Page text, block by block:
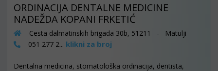
ORDINACIJA DENTALNE MEDICINE
NADEŽDA KOPANI FRKETIĆ
Cesta dalmatinskih brigada 30b, 51211 - Matulji
051 277 2... klikni za broj
Dentalna medicina, stomatološka ordinacija, dentista,